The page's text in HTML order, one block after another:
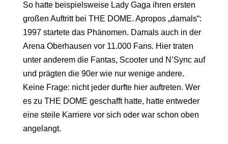
So hatte beispielsweise Lady Gaga ihren ersten
großen Auftritt bei THE DOME. Apropos „damals“:
1997 startete das Phänomen. Damals auch in der
Arena Oberhausen vor 11.000 Fans. Hier traten
unter anderem die Fantas, Scooter und N’Sync auf
und prägten die 90er wie nur wenige andere.
Keine Frage: nicht jeder durfte hier auftreten. Wer
es zu THE DOME geschafft hatte, hatte entweder
eine steile Karriere vor sich oder war schon oben
angelangt.